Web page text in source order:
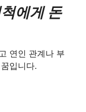
에게 돈
연인 관계나 부
입니다.